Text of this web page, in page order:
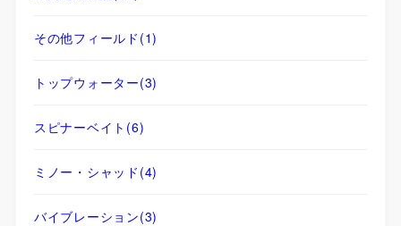
その他フィールド (1)
トップウォーター(3)
スピナーベイト (6)
ミノー・シャッド (4)
バイブレーション(3)